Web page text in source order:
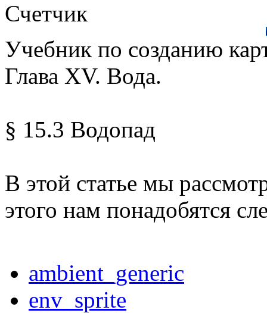
Счетчик
Учебник по созданию
Глава XV. Вода.
§ 15.3 Водопад
В этой статье мы
этого нам понадобятся
ambient_generic
env_sprite